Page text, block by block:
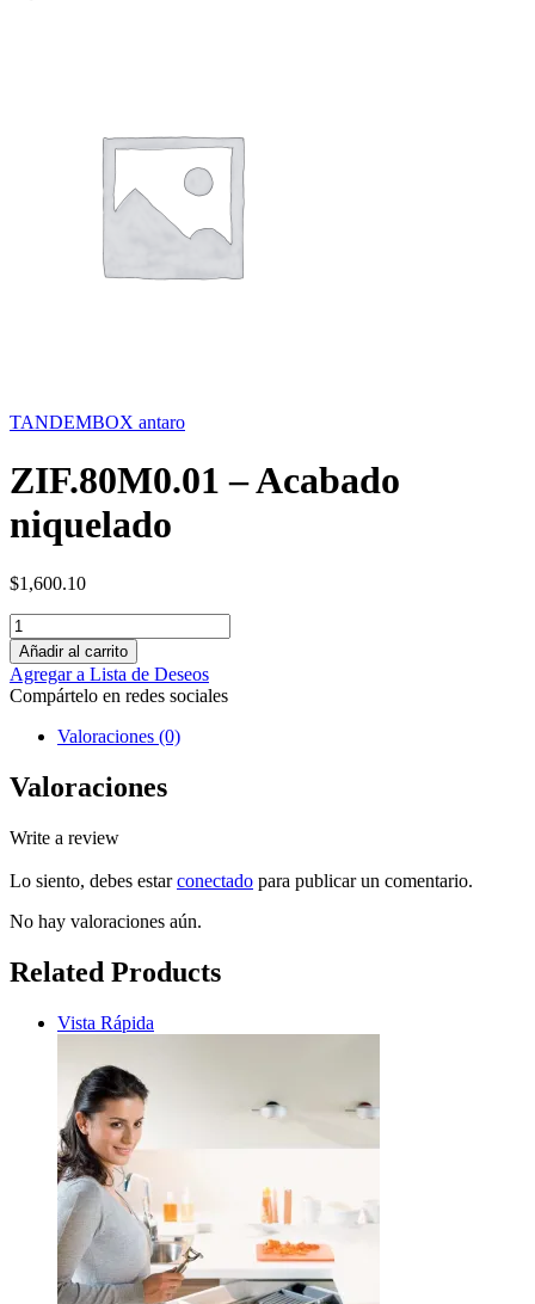
TANDEMBOX antaro
ZIF.80M0.01 – Acabado
niquelado
$1,600.10
Añadir al carrito
Agregar a Lista de Deseos
Compártelo en redes sociales
Valoraciones (0)
Valoraciones
Write a review
Lo siento, debes estarconectado para publicar un comentario.
No hay valoraciones aún.
Related Products
Vista Rápida